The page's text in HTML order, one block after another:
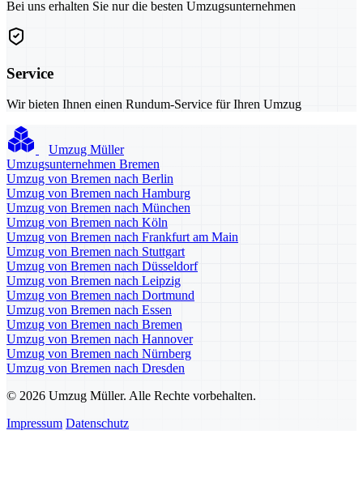
Bei uns erhalten Sie nur die besten Umzugsunternehmen
Service
Wir bieten Ihnen einen Rundum-Service für Ihren Umzug
Umzug Müller
Umzugsunternehmen Bremen
Umzug von Bremen nach Berlin
Umzug von Bremen nach Hamburg
Umzug von Bremen nach München
Umzug von Bremen nach Köln
Umzug von Bremen nach Frankfurt am Main
Umzug von Bremen nach Stuttgart
Umzug von Bremen nach Düsseldorf
Umzug von Bremen nach Leipzig
Umzug von Bremen nach Dortmund
Umzug von Bremen nach Essen
Umzug von Bremen nach Bremen
Umzug von Bremen nach Hannover
Umzug von Bremen nach Nürnberg
Umzug von Bremen nach Dresden
© 2026 Umzug Müller. Alle Rechte vorbehalten.
Impressum Datenschutz